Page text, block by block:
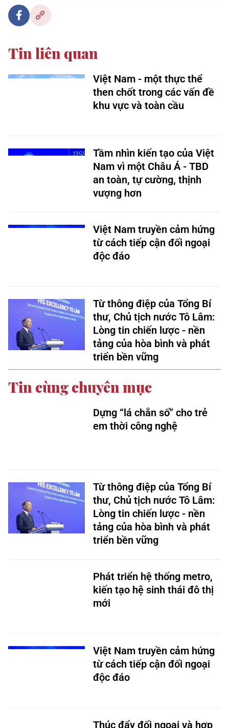
Tin liên quan
then chốt trong các vấn đề
khu vực và toàn cầu
Tầm nhìn kiến tạo của Việt
vượng hơn
Việt Nam truyền cảm hứng
từ cách tiếp cận đối ngoại
Từ thông điệp của Tổng Bí
tảng của hòa bình và phát
triển bền vững
Tin cùng chuyên mục
Dựng “lá chắn số” cho trẻ
em thời công nghệ​
tảng của hòa bình và phát
triển bền vững
Phát triển hệ thống metro,
kiến tạo hệ sinh thái đô thị
Việt Nam truyền cảm hứng
Thúc đẩy đối ngoại và hợp